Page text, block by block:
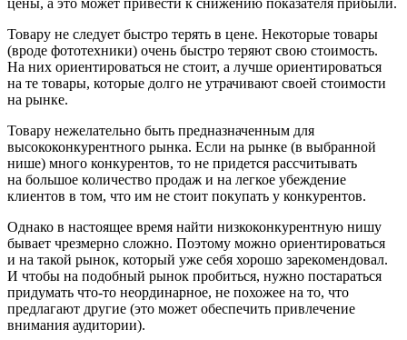
Товару не следует быстро терять в цене. Некоторые товары
(вроде фототехники) очень быстро теряют свою стоимость.
На них ориентироваться не стоит, а лучше ориентироваться
на те товары, которые долго не утрачивают своей стоимости
на рынке.
Товару нежелательно быть предназначенным для
высококонкурентного рынка. Если на рынке (в выбранной
нише) много конкурентов, то не придется рассчитывать
на большое количество продаж и на легкое убеждение
клиентов в том, что им не стоит покупать у конкурентов.
Однако в настоящее время найти низкоконкурентную нишу
бывает чрезмерно сложно. Поэтому можно ориентироваться
и на такой рынок, который уже себя хорошо зарекомендовал.
И чтобы на подобный рынок пробиться, нужно постараться
придумать что-то неординарное, не похожее на то, что
предлагают другие (это может обеспечить привлечение
внимания аудитории).